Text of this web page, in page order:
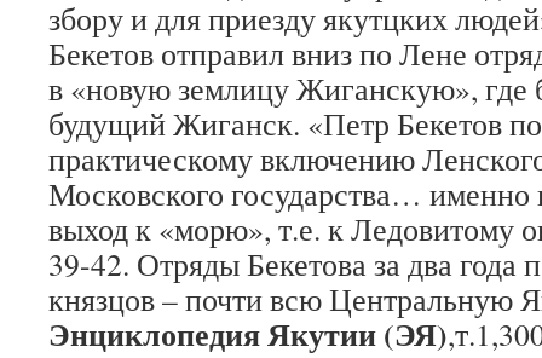
збору и для приезду якутцких
Бекетов отправил вниз по Лене
в «новую землицу Жиганскую», где
будущий Жиганск. «Петр Бекетов
практическому включению
Московского государства… именно
выход к «морю», т.е. к Ледовитому
39-42. Отряды Бекетова за два года
князцов – почти всю Центральную
Энциклопедия Якутии (ЭЯ)